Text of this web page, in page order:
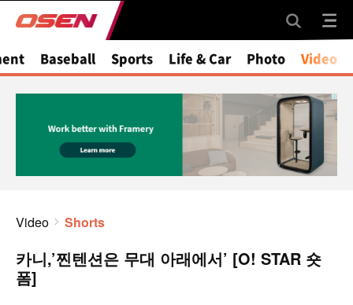
Baseball Sports Life & Car Photo Video
Video Shorts
카니,’찐텐션은 무대 아래에서’ [O! STAR 숏
폼]